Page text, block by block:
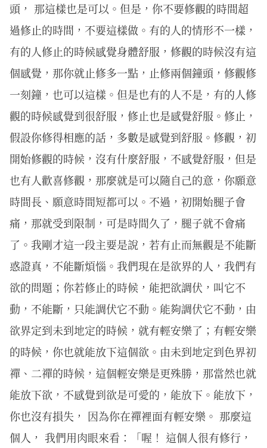
頭， 那這樣也是可以。但是，你不要修觀的時間超
過修止的時間，不要這樣做。有的人的情形不一樣，
有的人修止的時候感覺身體舒服，修觀的時候沒有這
個感覺，那你就止修多一點，止修兩個鐘頭，修觀修
一刻鐘，也可以這樣。但是也有的人不是，有的人修
觀的時候感覺到很舒服，修止也是感覺舒服。修止，
假設你修得相應的話，多數是感覺到舒服。修觀，初
開始修觀的時候，沒有什麼舒服，不感覺舒服，但是
也有人歡喜修觀，那麼就是可以隨自己的意，你願意
時間長、願意時間短都可以。不過，初開始腿子會
痛，那就受到限制，可是時間久了，腿子就不會痛
了。我剛才這一段主要是說，若有止而無觀是不能斷
惑證真，不能斷煩惱。我們現在是欲界的人，我們有
欲的問題；你若修止的時候，能把欲調伏，叫它不
動，不能斷，只能調伏它不動。能夠調伏它不動，由
欲界定到未到地定的時候，就有輕安樂了；有輕安樂
的時候，你也就能放下這個欲。由未到地定到色界初
禪、二禪的時候，這個輕安樂是更殊勝，那當然也就
能放下欲，不感覺到欲是可愛的，能放下。能放下，
你也沒有損失， 因為你在禪裡面有輕安樂。 那麼這
個人， 我們用肉眼來看：「喔！ 這個人很有修行，